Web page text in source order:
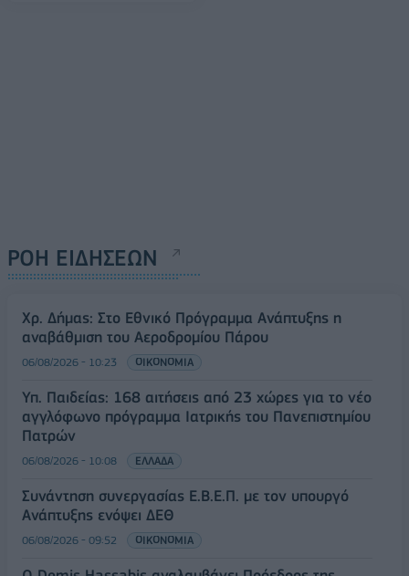
ΡΟΗ ΕΙΔΗΣΕΩΝ
Χρ. Δήμας: Στο Εθνικό Πρόγραμμα Ανάπτυξης η
αναβάθμιση του Αεροδρομίου Πάρου
06/08/2026 - 10:23 ΟΙΚΟΝΟΜΙΑ
Υπ. Παιδείας: 168 αιτήσεις από 23 χώρες για το νέο
αγγλόφωνο πρόγραμμα Ιατρικής του Πανεπιστημίου
Πατρών
06/08/2026 - 10:08 ΕΛΛΑΔΑ
Συνάντηση συνεργασίας Ε.Β.Ε.Π. με τον υπουργό
Ανάπτυξης ενόψει ΔΕΘ
06/08/2026 - 09:52 ΟΙΚΟΝΟΜΙΑ